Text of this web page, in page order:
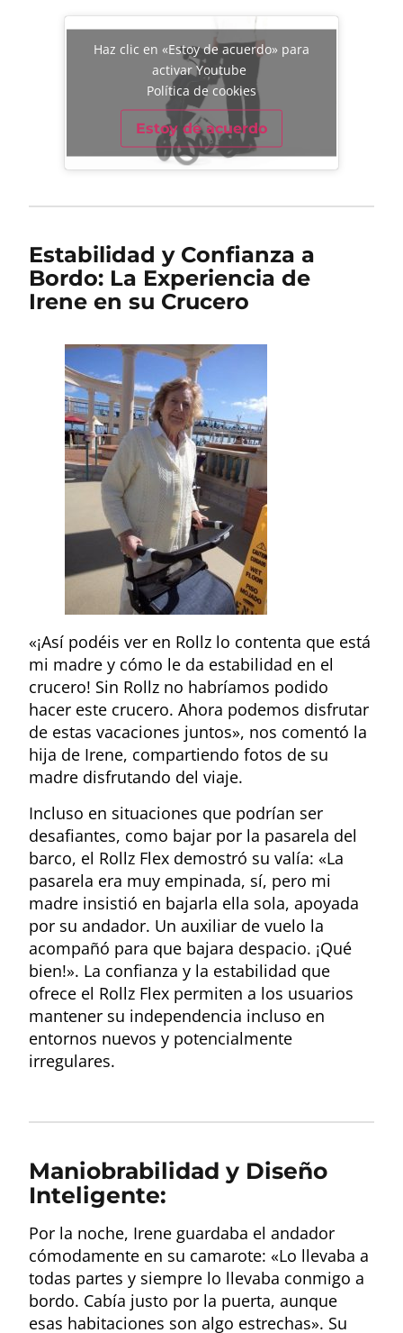
Haz clic en «Estoy de acuerdo» para
activar Youtube
Política de cookies
Estoy de acuerdo
Estabilidad y Confianza a
Bordo: La Experiencia de
Irene en su Crucero
«¡Así podéis ver en Rollz lo contenta que está
mi madre y cómo le da estabilidad en el
crucero! Sin Rollz no habríamos podido
hacer este crucero. Ahora podemos disfrutar
de estas vacaciones juntos», nos comentó la
hija de Irene, compartiendo fotos de su
madre disfrutando del viaje.
Incluso en situaciones que podrían ser
desafiantes, como bajar por la pasarela del
barco, el Rollz Flex demostró su valía: «La
pasarela era muy empinada, sí, pero mi
madre insistió en bajarla ella sola, apoyada
por su andador. Un auxiliar de vuelo la
acompañó para que bajara despacio. ¡Qué
bien!». La confianza y la estabilidad que
ofrece el Rollz Flex permiten a los usuarios
mantener su independencia incluso en
entornos nuevos y potencialmente
irregulares.
Maniobrabilidad y Diseño
Inteligente:
Por la noche, Irene guardaba el andador
cómodamente en su camarote: «Lo llevaba a
todas partes y siempre lo llevaba conmigo a
bordo. Cabía justo por la puerta, aunque
esas habitaciones son algo estrechas». Su